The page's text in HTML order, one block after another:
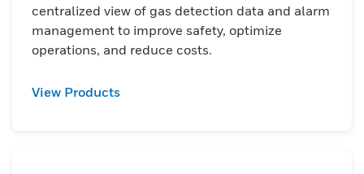
centralized view of gas detection data and alarm
management to improve safety, optimize
operations, and reduce costs.
View Products